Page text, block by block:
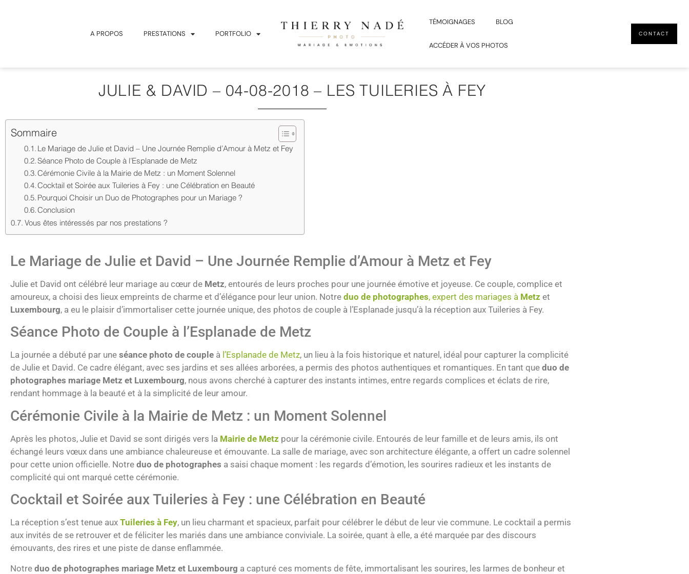
A PROPOS PRESTATIONS PORTFOLIO
TÉMOIGNAGES BLOG
ACCÉDER À VOS PHOTOS
CONTACT
JULIE & DAVID – 04-08-2018 – LES TUILERIES À FEY
Sommaire
Le Mariage de Julie et David – Une Journée Remplie d’Amour à Metz et Fey
Séance Photo de Couple à l’Esplanade de Metz
Cérémonie Civile à la Mairie de Metz : un Moment Solennel
Cocktail et Soirée aux Tuileries à Fey : une Célébration en Beauté
Pourquoi Choisir un Duo de Photographes pour un Mariage ?
Conclusion
Vous êtes intéressés par nos prestations ?
Le Mariage de Julie et David – Une Journée Remplie d’Amour à Metz et Fey
Julie et David ont célébré leur mariage au cœur de Metz, entourés de leurs proches pour une journée émotive et joyeuse. Ce couple, complice et
amoureux, a choisi des lieux empreints de charme et d’élégance pour leur union. Notre duo de photographes, expert des mariages à Metz et
Luxembourg, a eu le plaisir d’immortaliser cette journée unique, des photos de couple à l’Esplanade jusqu’à la réception aux Tuileries à Fey.
Séance Photo de Couple à l’Esplanade de Metz
La journée a débuté par une séance photo de couple à l’Esplanade de Metz, un lieu à la fois historique et naturel, idéal pour capturer la complicité
de Julie et David. Ce cadre élégant, avec ses jardins et ses allées arborées, a permis des photos authentiques et romantiques. En tant que duo de
photographes mariage Metz et Luxembourg, nous avons cherché à capturer des instants intimes, entre regards complices et éclats de rire,
rendant hommage à la beauté et à la simplicité de leur amour.
Cérémonie Civile à la Mairie de Metz : un Moment Solennel
Après les photos, Julie et David se sont dirigés vers la Mairie de Metz pour la cérémonie civile. Entourés de leur famille et de leurs amis, ils ont
échangé leurs vœux dans une ambiance chaleureuse et émouvante. La salle de mariage, avec son architecture élégante, a offert un cadre solennel
pour cette union officielle. Notre duo de photographes a saisi chaque moment : les regards d’émotion, les sourires radieux et les instants de
complicité qui ont marqué cette cérémonie.
Cocktail et Soirée aux Tuileries à Fey : une Célébration en Beauté
La réception s’est tenue aux Tuileries à Fey, un lieu charmant et spacieux, parfait pour célébrer le début de leur vie commune. Le cocktail a permis
aux invités de se retrouver et de féliciter les mariés dans une ambiance conviviale. La soirée, quant à elle, a été marquée par des discours
émouvants, des rires et une piste de danse enflammée.
Notre duo de photographes mariage Metz et Luxembourg a capturé ces moments de fête, immortalisant les sourires, les larmes de bonheur et